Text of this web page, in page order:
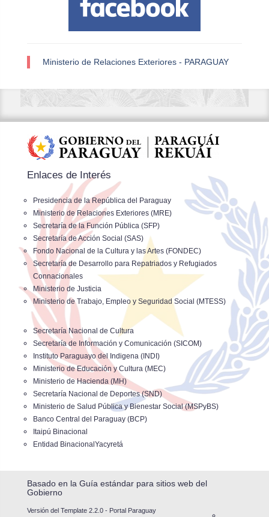
Ministerio de Relaciones Exteriores - PARAGUAY
Enlaces de Interés
Presidencia de la República del Paraguay
Ministerio de Relaciones Exteriores (MRE)
Secretaría de la Función Pública (SFP)
Secretaría de Acción Social (SAS)
Fondo Nacional de la Cultura y las Artes (FONDEC)
Secretaría de Desarrollo para Repatriados y Refugiados
Connacionales
Ministerio de Justicia
Ministerio de Trabajo, Empleo y Seguridad Social (MTESS)
Secretaría Nacional de Cultura
Secretaría de Información y Comunicación (SICOM)
Instituto Paraguayo del Indigena (INDI)
Ministerio de Educación y Cultura (MEC)
Ministerio de Hacienda (MH)
Secretaría Nacional de Deportes (SND)
Ministerio de Salud Pública y Bienestar Social (MSPyBS)
Banco Central del Paraguay (BCP)
Itaipú Binacional
Entidad BinacionalYacyretá
Basado en la Guía estándar para sitios web del
Gobierno
Versión del Template 2.2.0 - Portal Paraguay